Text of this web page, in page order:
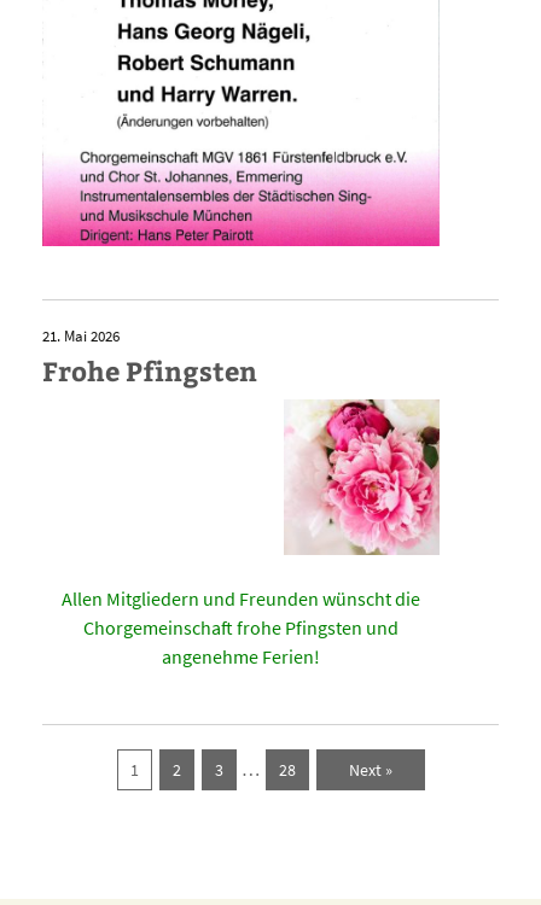
21. Mai 2026
Frohe Pfingsten
Allen Mitgliedern und Freunden wünscht die
Chorgemeinschaft frohe Pfingsten und
angenehme Ferien!
1 2 3 … 28 Next »